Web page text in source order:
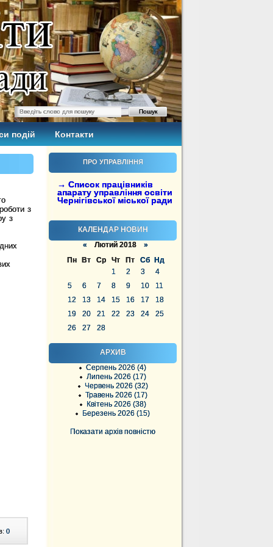
подій Контакти
ПРО УПРАВЛІННЯ
→ Список працівників
апарату управління освіти
Чернігівської міської ради
КАЛЕНДАР НОВИН
« Лютий 2018 »
Пн
Вт Ср Чт Пт Сб
Нд
1
2 3
4
5
6 7 8 9 10
11
12
13 14 15 16 17
18
19
20 21 22 23 24
25
26
27 28
АРХИВ
Серпень 2026 (4)
Липень 2026 (17)
Червень 2026 (32)
Травень 2026 (17)
Квітень 2026 (38)
Березень 2026 (15)
Показати архів повністю
з
з
0